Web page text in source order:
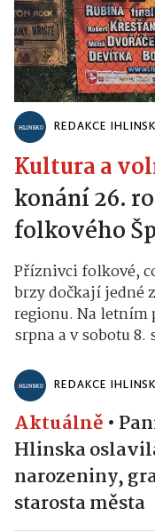
REDAKCE
Kultura a
konání 26.
folkového
Příznivci folkové,
brzy dočkají jedné
regionu. Na letním
srpna a v sobotu 8.
REDAKCE
Aktuálně •
Hlinska
narozeniny,
starosta města